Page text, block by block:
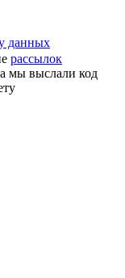
данных
рассылок
мы выслали код